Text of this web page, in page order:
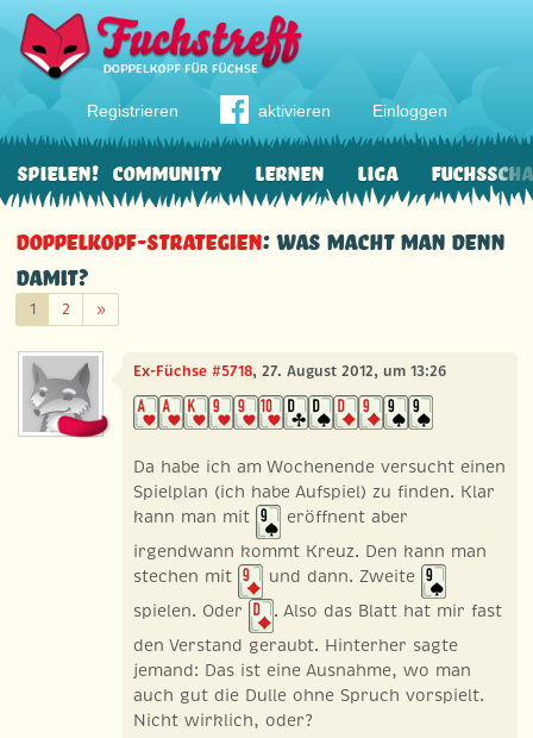
Registrieren aktivieren Einloggen
Community Lernen Liga
Spielen!
Doppelkopf-Strategien: Was macht man denn
damit?
1 2 »Weiter
Ex-Füchse #5718, 27. August 2012, um 13:26
Da habe ich am Wochenende versucht einen
Spielplan (ich habe Aufspiel) zu finden. Klar
kann man mit
eröffnent aber
irgendwann kommt Kreuz. Den kann man
stechen mit
und dann. Zweite
spielen. Oder
. Also das Blatt hat mir fast
den Verstand geraubt. Hinterher sagte
jemand: Das ist eine Ausnahme, wo man
auch gut die Dulle ohne Spruch vorspielt.
Nicht wirklich, oder?